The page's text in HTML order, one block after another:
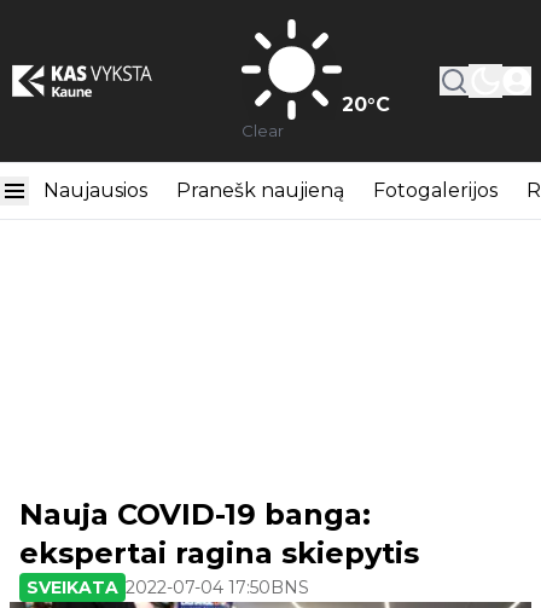
20°C
Clear
Naujausios Pranešk naujieną Fotogalerijos
Nauja COVID-19 banga:
ekspertai ragina skiepytis
SVEIKATA 2022-07-04 17:50BNS